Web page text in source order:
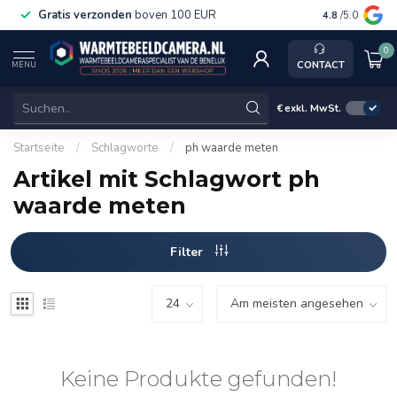
Gratis verzonden boven 100 EUR Service,
4.8 /5.0
MENU CONTACT
0
€exkl. MwSt.
Startseite / Schlagworte / ph waarde meten
Artikel mit Schlagwort ph
waarde meten
Filter
Keine Produkte gefunden!